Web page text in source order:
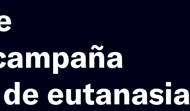
eutanasia